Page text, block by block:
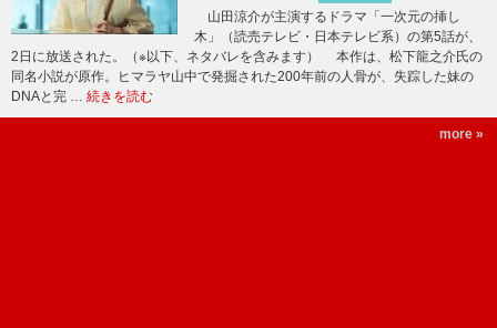
山田涼介が主演するドラマ「一次元の挿し
木」（読売テレビ・日本テレビ系）の第5話が、
2日に放送された。（※以下、ネタバレを含みます） 本作は、松下龍之介氏の
同名小説が原作。ヒマラヤ山中で発掘された200年前の人骨が、失踪した妹の
DNAと完 … 続きを読む
more »